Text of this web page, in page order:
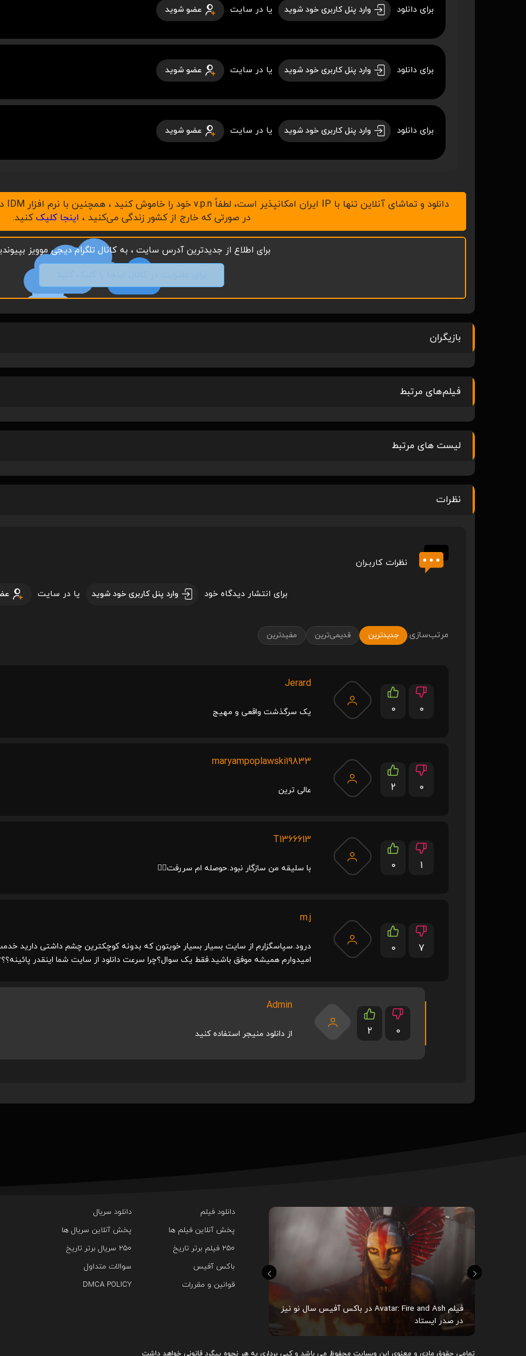
برای دانلود وارد پنل کاربری خود شوید یا در سایت عضو شوید
برای دانلود وارد پنل کاربری خود شوید یا در سایت عضو شوید
برای دانلود وارد پنل کاربری خود شوید یا در سایت عضو شوید
دانلود و تماشای آنلاین تنها با IP ایران امکانپذیر است، لطفاً v.p.n خود را خاموش کنید ، همچنین با نرم افزار IDM در رایانه و ADM در موبایل اقدام به دانلود نمائید.
در صورتی که خارج از کشور زندگی می‌کنید ، اینجا کلیککنید.
برای اطلاع از جدیدترین آدرس سایت ، به کانال تلگرام دیجی موویز
بازیگران
فیلم‌های مرتبط
لیست های مرتبط
نظرات
نظرات کاربـران
برای انتشار دیدگاه خود وارد پنل کاربری خود شوید یا در سایت
مرتب‌سازی: جدیدترین قدیمی‌ترین مفیدترین
0 0
Jerard
یک سرگذشت واقعی و مهیج
2 0
maryampoplawski19833
عالی ترین
0 1
T1366613
با سلیقه من سازگار نبود.حوصله ام سررفت😵‍💫
0 7
m.j
درود.سپاسگزارم از سایت بسیار بسیار خوبتون که بدونه کوچکترین چشم داشتی دارید
امیدوارم همیشه موفق باشید.فقط یک سوال؟چرا سرعت دانلود از سایت شما اینقدر
2 0
Admin
از دانلود منیجر استفاده کنید
فیلم Avatar: Fire and Ash در باکس آفیس سال نو نیز
در صدر ایستاد
دانلود فیلم
دانلود سریال‌
پخش آنلاین فیلم ها
پخش آنلاین سریال ها
۲۵۰ فیلم برتر تاریخ
۲۵۰ سریال برتر تاریخ
باکس آفیس
سوالات متداول
قوانین و مقررات
DMCA POLICY
تمامی حقوق مادی و معنوی این وبسایت محفوظ می باشد و کپی برداری به هر نحوه پیگرد قانونی خواهد داشت